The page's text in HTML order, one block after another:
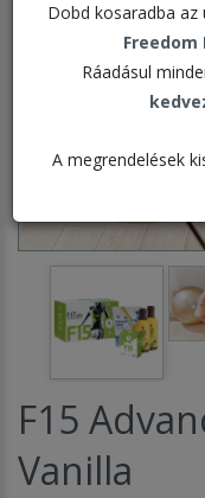
Dobd kosaradba az
Ráadásul
A megrendelések
F15
Vanilla